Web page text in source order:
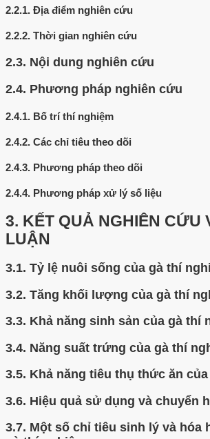
2.2.1. Địa điểm nghiên cứu
2.2.2. Thời gian nghiên cứu
2.3. Nội dung nghiên cứu
2.4. Phương pháp nghiên cứu
2.4.1. Bố trí thí nghiệm
2.4.2. Các chỉ tiêu theo dõi
2.4.3. Phương pháp theo dõi
2.4.4. Phương pháp xử lý số liệu
3. KẾT QUẢ NGHIÊN CỨU
LUẬN
3.1. Tỷ lệ nuôi sống của gà thí
3.2. Tăng khối lượng của gà thí
3.3. Khả năng sinh sản của gà thí
3.4. Năng suất trứng của gà thí
3.5. Khả năng tiêu thụ thức ăn
3.6. Hiệu quả sử dụng và chuyển
3.7. Một số chỉ tiêu sinh lý và hóa